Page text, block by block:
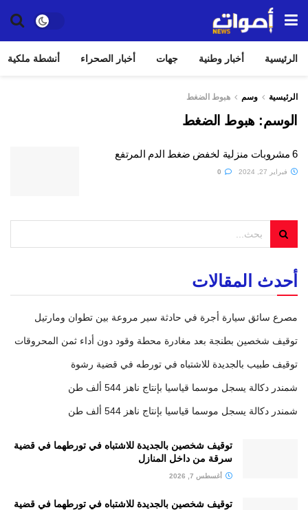
الرئيسية أخبار وطنية جهات أخبار الصحراء أنشطة ملكية
الرئيسية وسم هبوط الضغط
الوسم:هبوط الضغط
6 مشروبات منزلية لخفض ضغط الدم المرتفع
فبراير 27, 2024
أحدث المقالات
مصرع سائق سيارة أجرة في حادثة سير مروعة بين تطوان ومارتيل
توقيف شخصين بطنجة بعد مغادرة محطة وقود دون أداء ثمن المحروقات
توقيف طبيب بالجديدة للاشتباه في تورطه في قضية رشوة
شمندر دكالة يسجل موسما قياسيا بإنتاج ناهز 544 ألف طن
شمندر دكالة يسجل موسما قياسيا بإنتاج ناهز 544 ألف طن
توقيف شخصين بالجديدة للاشتباه في تورطهما في قضية
سرقة من داخل المنازل
أغسطس 7, 2026
توقيف شخصين بالجديدة للاشتباه في تورطهما في قضية